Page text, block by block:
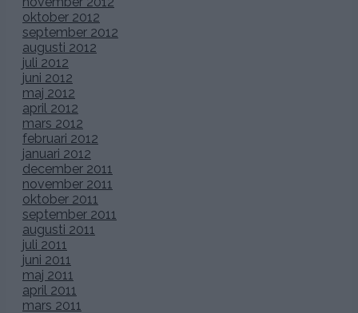
oktober 2012
september 2012
augusti 2012
juli 2012
juni 2012
maj 2012
april 2012
mars 2012
februari 2012
januari 2012
december 2011
november 2011
oktober 2011
september 2011
augusti 2011
juli 2011
juni 2011
maj 2011
april 2011
mars 2011